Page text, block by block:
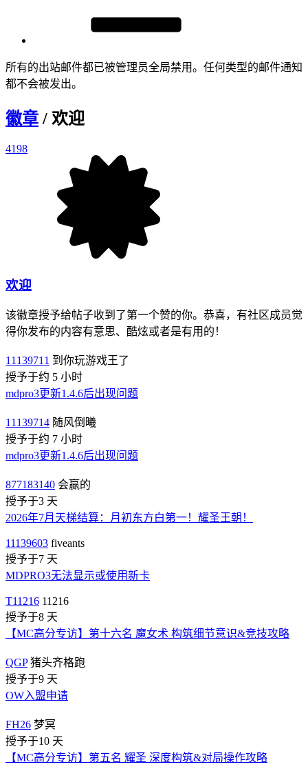
所有的出站邮件都已被管理员全局禁用。任何类型的邮件通知
都不会被发出。
徽章 / 欢迎
4198
欢迎
该徽章授予给帖子收到了第一个赞的你。恭喜，有社区成员觉
得你发布的内容有意思、酷炫或者是有用的！
11139711 到你玩游戏王了
授予于约 5 小时
mdpro3更新1.4.6后出现问题
11139714 随风倒曦
授予于约 7 小时
mdpro3更新1.4.6后出现问题
877183140 会赢的
授予于3 天
2026年7月天梯结算：月初东方白第一！耀圣王朝！
11139603 fiveants
授予于7 天
MDPRO3无法显示或使用新卡
T11216 11216
授予于8 天
【MC高分专访】第十六名 魔女术 构筑细节意识&竞技攻略
QGP 猪头齐格跑
授予于9 天
OW入盟申请
FH26 梦冥
授予于10 天
【MC高分专访】第五名 耀圣 深度构筑&对局操作攻略